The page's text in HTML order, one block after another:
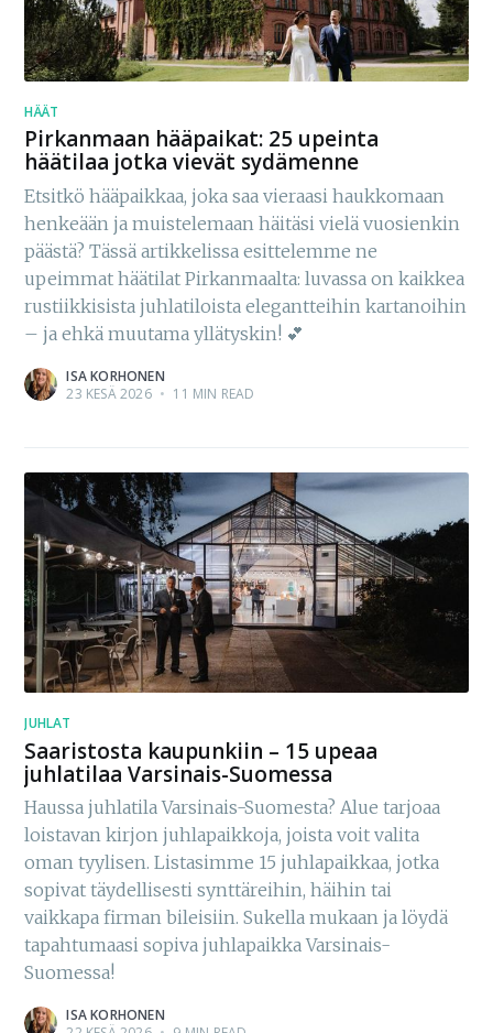
HÄÄT
Pirkanmaan hääpaikat: 25 upeinta
häätilaa jotka vievät sydämenne
Etsitkö hääpaikkaa, joka saa vieraasi haukkomaan
henkeään ja muistelemaan häitäsi vielä vuosienkin
päästä? Tässä artikkelissa esittelemme ne
upeimmat häätilat Pirkanmaalta: luvassa on kaikkea
rustiikkisista juhlatiloista elegantteihin kartanoihin
– ja ehkä muutama yllätyskin! 💕
ISA KORHONEN
23 KESÄ 2026 • 11 MIN READ
JUHLAT
Saaristosta kaupunkiin – 15 upeaa
juhlatilaa Varsinais-Suomessa
Haussa juhlatila Varsinais-Suomesta? Alue tarjoaa
loistavan kirjon juhlapaikkoja, joista voit valita
oman tyylisen. Listasimme 15 juhlapaikkaa, jotka
sopivat täydellisesti synttäreihin, häihin tai
vaikkapa firman bileisiin. Sukella mukaan ja löydä
tapahtumaasi sopiva juhlapaikka Varsinais-
Suomessa!
ISA KORHONEN